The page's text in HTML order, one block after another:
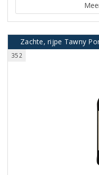
Zachte, rijpe Tawny
352